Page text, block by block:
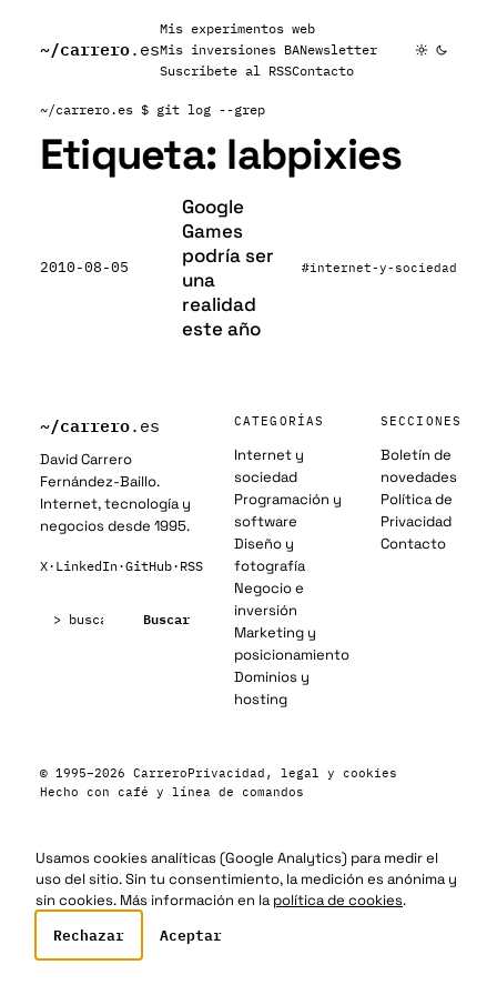
~/carrero.es
Mis experimentos web
Mis inversiones BANewsletter
Suscribete al RSSContacto
~/carrero.es $ git log --grep
Etiqueta: labpixies
2010-08-05
Google
Games
podría ser
una
realidad
este año
#internet-y-sociedad
~/carrero.es
David Carrero
Fernández-Baillo.
Internet, tecnología y
negocios desde 1995.
X· LinkedIn·GitHub· RSS
Buscar
CATEGORÍAS
Internet y
sociedad
Programación y
software
Diseño y
fotografía
Negocio e
inversión
Marketing y
posicionamiento
Dominios y
hosting
SECCIONES
Boletín de
novedades
Política de
Privacidad
Contacto
© 1995–2026 CarreroPrivacidad, legal y cookies
Hecho con café y línea de comandos
Usamos cookies analíticas (Google Analytics) para medir el
uso del sitio. Sin tu consentimiento, la medición es anónima y
sin cookies. Más información en lapolítica de cookies.
Rechazar Aceptar